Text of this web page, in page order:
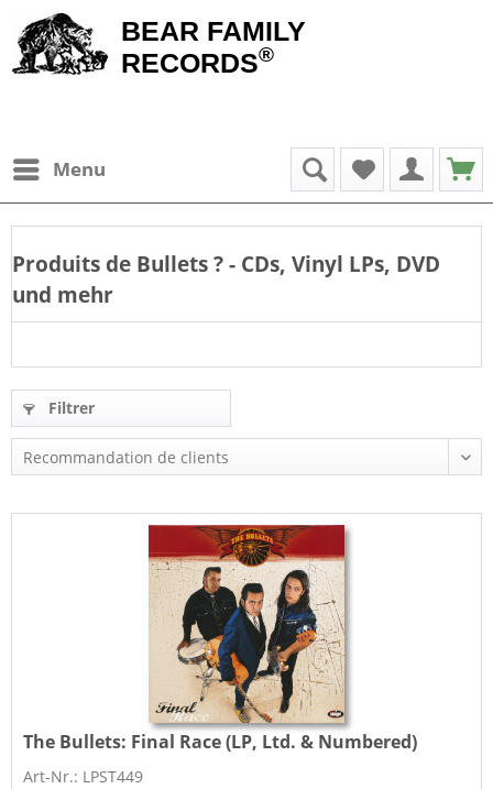
BEAR FAMILY
RECORDS®
Menu
Produits de Bullets? - CDs, Vinyl LPs, DVD
und mehr
Filtrer
The Bullets: Final Race (LP, Ltd. & Numbered)
Art-Nr.: LPST449